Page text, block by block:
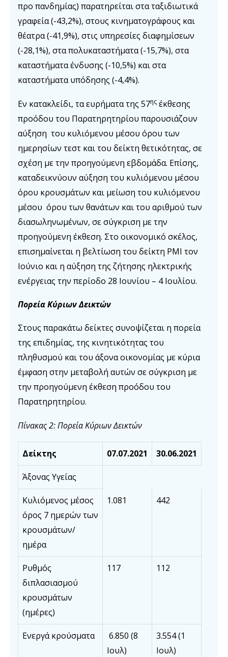
προ πανδημίας) παρατηρείται στα ταξιδιωτικά
γραφεία (-43,2%), στους κινηματογράφους και
θέατρα (-41,9%), στις υπηρεσίες διαφημίσεων
(-28,1%), στα πολυκαταστήματα (-15,7%), στα
καταστήματα ένδυσης (-10,5%) και στα
καταστήματα υπόδησης (-4,4%).
Εν κατακλείδι, τα ευρήματα της 57ης έκθεσης
προόδου του Παρατηρητηρίου παρουσιάζουν
αύξηση του κυλιόμενου μέσου όρου των
ημερησίων τεστ και του δείκτη θετικότητας, σε
σχέση με την προηγούμενη εβδομάδα. Επίσης,
καταδεικνύουν αύξηση του κυλιόμενου μέσου
όρου κρουσμάτων και μείωση του κυλιόμενου
μέσου όρου των θανάτων και του αριθμού των
διασωληνωμένων, σε σύγκριση με την
προηγούμενη έκθεση. Στο οικονομικό σκέλος,
επισημαίνεται η βελτίωση του δείκτη PMI τον
Ιούνιο και η αύξηση της ζήτησης ηλεκτρικής
ενέργειας την περίοδο 28 Ιουνίου – 4 Ιουλίου.
Πορεία Κύριων Δεικτών
Στους παρακάτω δείκτες συνοψίζεται η πορεία
της επιδημίας, της κινητικότητας του
πληθυσμού και του άξονα οικονομίας με κύρια
έμφαση στην μεταβολή αυτών σε σύγκριση με
την προηγούμενη έκθεση προόδου του
Παρατηρητηρίου.
Πίνακας 2:Πορεία Κύριων Δεικτών
Δείκτης 07.07.2021 30.06.2021
Άξονας Υγείας
Κυλιόμενος μέσος
όρος 7 ημερών των
κρουσμάτων/
ημέρα
1.081 442
Ρυθμός
διπλασιασμού
κρουσμάτων
(ημέρες)
117 112
Ενεργά κρούσματα
6.850 (8
Ιουλ)
3.554 (1
Ιουλ)